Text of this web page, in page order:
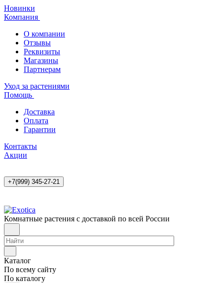
Новинки
Компания
О компании
Отзывы
Реквизиты
Магазины
Партнерам
Уход за растениями
Помощь
Доставка
Оплата
Гарантии
Контакты
Акции
+7(999) 345-27-21
Комнатные растения с доставкой по всей России
Каталог
По всему сайту
По каталогу